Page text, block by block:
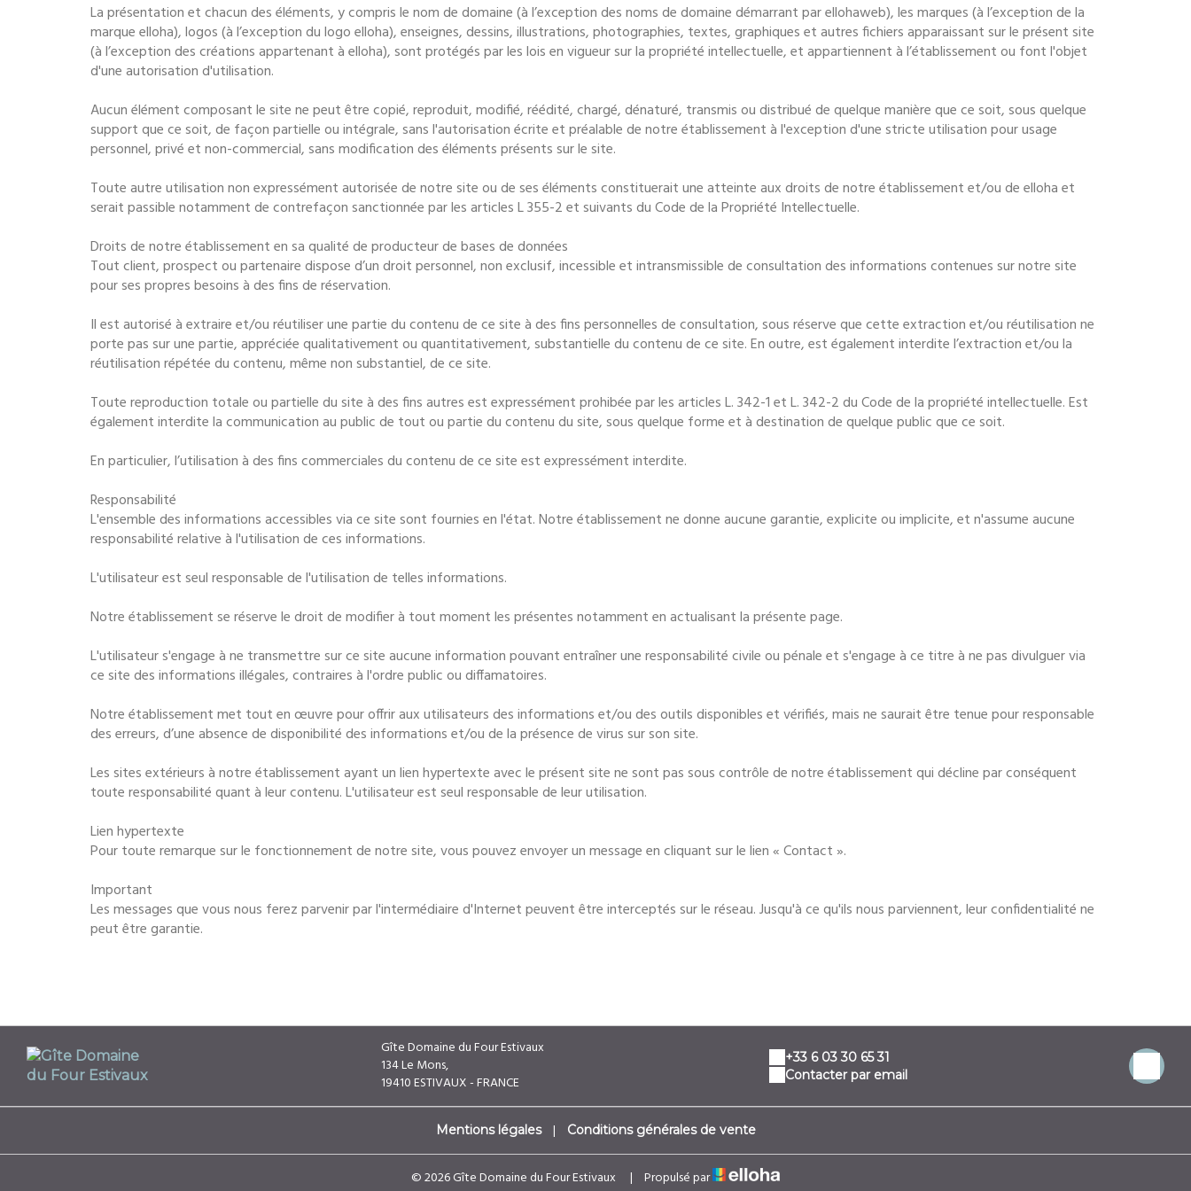
La présentation et chacun des éléments, y compris le nom de domaine (à l’exception des noms de domaine démarrant par ellohaweb), les marques (à l’exception de la
marque elloha), logos (à l’exception du logo elloha), enseignes, dessins, illustrations, photographies, textes, graphiques et autres fichiers apparaissant sur le présent site
(à l’exception des créations appartenant à elloha), sont protégés par les lois en vigueur sur la propriété intellectuelle, et appartiennent à l’établissement ou font l'objet
d'une autorisation d'utilisation.
Aucun élément composant le site ne peut être copié, reproduit, modifié, réédité, chargé, dénaturé, transmis ou distribué de quelque manière que ce soit, sous quelque
support que ce soit, de façon partielle ou intégrale, sans l'autorisation écrite et préalable de notre établissement à l'exception d'une stricte utilisation pour usage
personnel, privé et non-commercial, sans modification des éléments présents sur le site.
Toute autre utilisation non expressément autorisée de notre site ou de ses éléments constituerait une atteinte aux droits de notre établissement et/ou de elloha et
serait passible notamment de contrefaçon sanctionnée par les articles L 355-2 et suivants du Code de la Propriété Intellectuelle.
Droits de notre établissement en sa qualité de producteur de bases de données
Tout client, prospect ou partenaire dispose d’un droit personnel, non exclusif, incessible et intransmissible de consultation des informations contenues sur notre site
pour ses propres besoins à des fins de réservation.
Il est autorisé à extraire et/ou réutiliser une partie du contenu de ce site à des fins personnelles de consultation, sous réserve que cette extraction et/ou réutilisation ne
porte pas sur une partie, appréciée qualitativement ou quantitativement, substantielle du contenu de ce site. En outre, est également interdite l’extraction et/ou la
réutilisation répétée du contenu, même non substantiel, de ce site.
Toute reproduction totale ou partielle du site à des fins autres est expressément prohibée par les articles L. 342-1 et L. 342-2 du Code de la propriété intellectuelle. Est
également interdite la communication au public de tout ou partie du contenu du site, sous quelque forme et à destination de quelque public que ce soit.
En particulier, l’utilisation à des fins commerciales du contenu de ce site est expressément interdite.
Responsabilité
L'ensemble des informations accessibles via ce site sont fournies en l'état. Notre établissement ne donne aucune garantie, explicite ou implicite, et n'assume aucune
responsabilité relative à l'utilisation de ces informations.
L'utilisateur est seul responsable de l'utilisation de telles informations.
Notre établissement se réserve le droit de modifier à tout moment les présentes notamment en actualisant la présente page.
L'utilisateur s'engage à ne transmettre sur ce site aucune information pouvant entraîner une responsabilité civile ou pénale et s'engage à ce titre à ne pas divulguer via
ce site des informations illégales, contraires à l'ordre public ou diffamatoires.
Notre établissement met tout en œuvre pour offrir aux utilisateurs des informations et/ou des outils disponibles et vérifiés, mais ne saurait être tenue pour responsable
des erreurs, d’une absence de disponibilité des informations et/ou de la présence de virus sur son site.
Les sites extérieurs à notre établissement ayant un lien hypertexte avec le présent site ne sont pas sous contrôle de notre établissement qui décline par conséquent
toute responsabilité quant à leur contenu. L'utilisateur est seul responsable de leur utilisation.
Lien hypertexte
Pour toute remarque sur le fonctionnement de notre site, vous pouvez envoyer un message en cliquant sur le lien « Contact ».
Important
Les messages que vous nous ferez parvenir par l'intermédiaire d'Internet peuvent être interceptés sur le réseau. Jusqu'à ce qu'ils nous parviennent, leur confidentialité ne
peut être garantie.
Gîte Domaine du Four Estivaux
134 Le Mons,
19410 ESTIVAUX - FRANCE
+33 6 03 30 65 31
Contacter par email
Mentions légales | Conditions générales de vente
© 2026 Gîte Domaine du Four Estivaux | Propulsé par